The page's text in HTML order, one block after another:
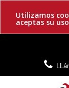
Utilizamos
aceptas su